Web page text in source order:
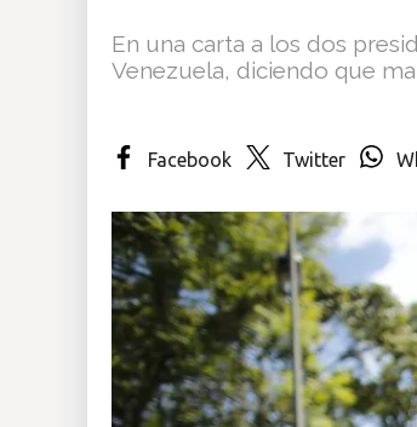
Multimedia
En una carta a los dos
Venezuela, diciendo que
Facebook Twitter